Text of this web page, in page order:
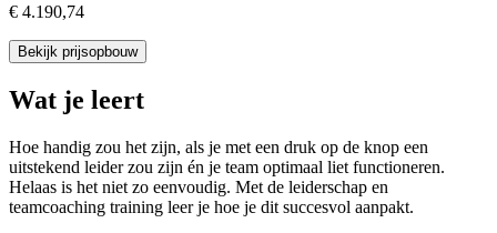
€ 4.190,74
Bekijk prijsopbouw
Wat je leert
Hoe handig zou het zijn, als je met een druk op de knop een
uitstekend leider zou zijn én je team optimaal liet functioneren.
Helaas is het niet zo eenvoudig. Met de leiderschap en
teamcoaching training leer je hoe je dit succesvol aanpakt.